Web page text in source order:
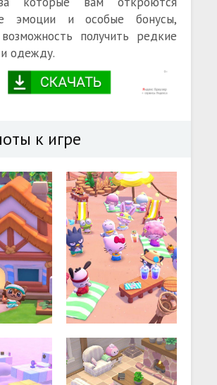
эмоции и особые бонусы,
получить редкие
одежду.
к игре